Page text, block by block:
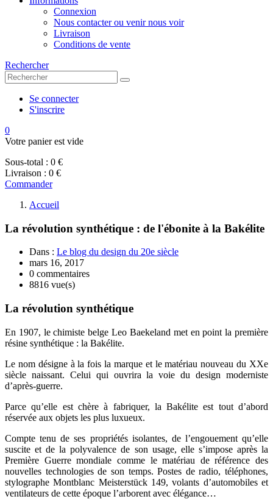
Connexion
Nous contacter ou venir nous voir
Livraison
Conditions de vente
Rechercher
Se connecter
S'inscrire
0
Votre panier est vide
Sous-total : 0 €
Livraison : 0 €
Commander
Accueil
La révolution synthétique : de l'ébonite à la Bakélite
Dans : Le blog du design du 20e siècle
mars 16, 2017
0 commentaires
8816 vue(s)
La révolution synthétique
En 1907, le chimiste belge Leo Baekeland met en point la première
résine synthétique : la Bakélite.
Le nom désigne à la fois la marque et le matériau nouveau du XXe
siècle naissant. Celui qui ouvrira la voie du design moderniste
d’après-guerre.
Parce qu’elle est chère à fabriquer, la Bakélite est tout d’abord
réservée aux objets les plus luxueux.
Compte tenu de ses propriétés isolantes, de l’engouement qu’elle
suscite et de la polyvalence de son usage, elle s’impose après la
Première Guerre mondiale comme le matériau de référence des
nouvelles technologies de son temps. Postes de radio, téléphones,
stylographe Montblanc Meisterstück 149, volants d’automobiles et
ventilateurs de cette époque l’arborent avec élégance…